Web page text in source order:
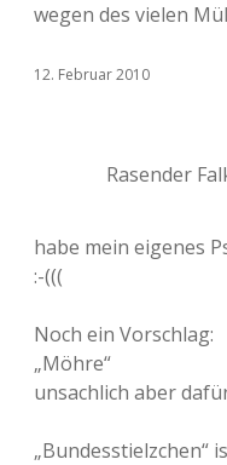
wegen des vielen
12. Februar 2010
Rasender
habe mein eigenes
:-(((
Noch ein Vorschlag:
„Möhre“
unsachlich aber
„Bundesstielzchen“